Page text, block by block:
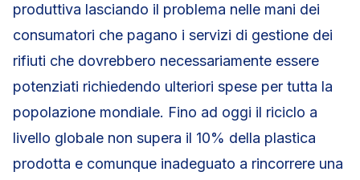
produttiva lasciando il problema nelle mani dei
consumatori che pagano i servizi di gestione dei
rifiuti che dovrebbero necessariamente essere
potenziati richiedendo ulteriori spese per tutta la
popolazione mondiale. Fino ad oggi il riciclo a
livello globale non supera il 10% della plastica
prodotta e comunque inadeguato a rincorrere una